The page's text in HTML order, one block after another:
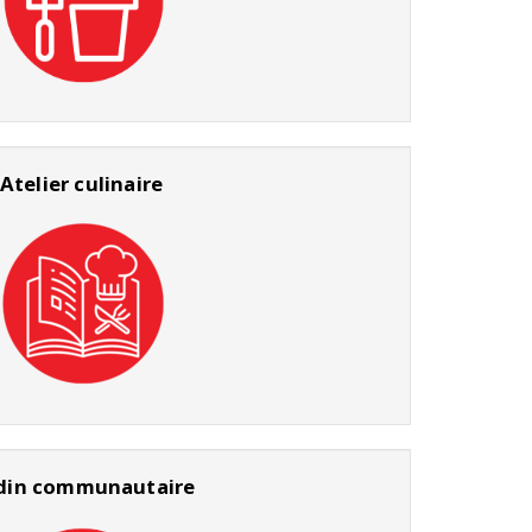
Atelier culinaire
communautaire